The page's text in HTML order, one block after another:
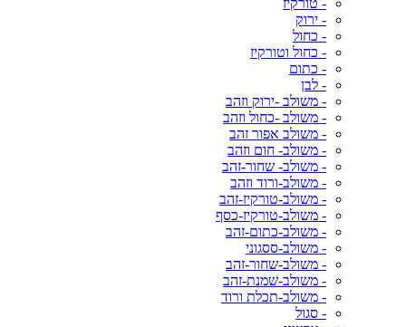
- טורקיז
- ירוק
- כחול
- כחול וטורקיז
- כתום
- לבן
- משולב -ירוק וזהב
- משולב -כחול וזהב
- משולב אפור זהב
- משולב- חום וזהב
- משולב- שחור-זהב
- משולב-ורוד וזהב
- משולב-טורקיז-זהב
- משולב-טורקיז-כסף
- משולב-כתום-זהב
- משולב-ססגוני
- משולב-שחור-זהב
- משולב-שמנת-זהב
- משולב-תכלת ורוד
- סגול